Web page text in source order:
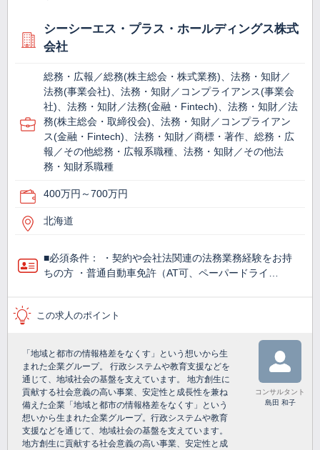
シーシーエス・プラス・ホールディングス株式
会社
総務・広報／総務(株主総会・株式業務)、法務・知財／
法務(事業会社)、法務・知財／コンプライアンス(事業会
社)、法務・知財／法務(金融・Fintech)、法務・知財／法
務(株主総会・取締役会)、法務・知財／コンプライアン
ス(金融・Fintech)、法務・知財／商標・著作、総務・広
報／その他総務・広報系職種、法務・知財／その他法
務・知財系職種
400万円～700万円
北海道
■必須条件： ・契約や会社法関連の法務業務経験をお持
ちの方 ・普通自動車免許（AT可、ペーパードライ…
この求人のポイント
「地域と都市の情報格差をなくす」という想いから生
まれた企業グループ。 行政システムや教育支援などを
通じて、地域社会の基盤を支えています。 地方創生に
貢献する社会意義の高い事業、安定性と成長性を兼ね
備えた企業「地域と都市の情報格差をなくす」という
想いから生まれた企業グループ。行政システムや教育
支援などを通じて、地域社会の基盤を支えています。
地方創生に貢献する社会意義の高い事業、安定性と成
コンサルタント
島田 和子